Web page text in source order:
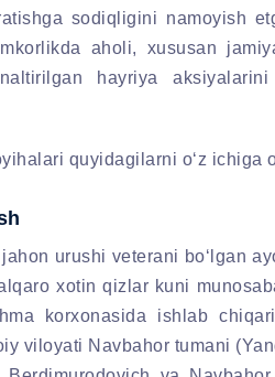
sodiqligini namoyish
aholi, xususan
hayriya
quyidagilarni o‘z ichiga
urushi veterani bo‘lgan
xotin qizlar kuni
korxonasida ishlab
viloyati Navbahor tumani